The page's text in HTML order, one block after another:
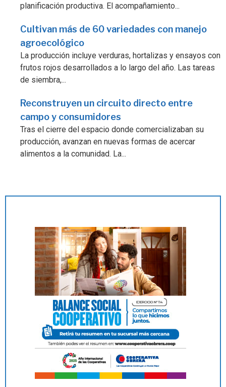
planificación productiva. El acompañamiento...
Cultivan más de 60 variedades con manejo
agroecológico
La producción incluye verduras, hortalizas y ensayos con
frutos rojos desarrollados a lo largo del año. Las tareas
de siembra,...
Reconstruyen un circuito directo entre
campo y consumidores
Tras el cierre del espacio donde comercializaban su
producción, avanzan en nuevas formas de acercar
alimentos a la comunidad. La...